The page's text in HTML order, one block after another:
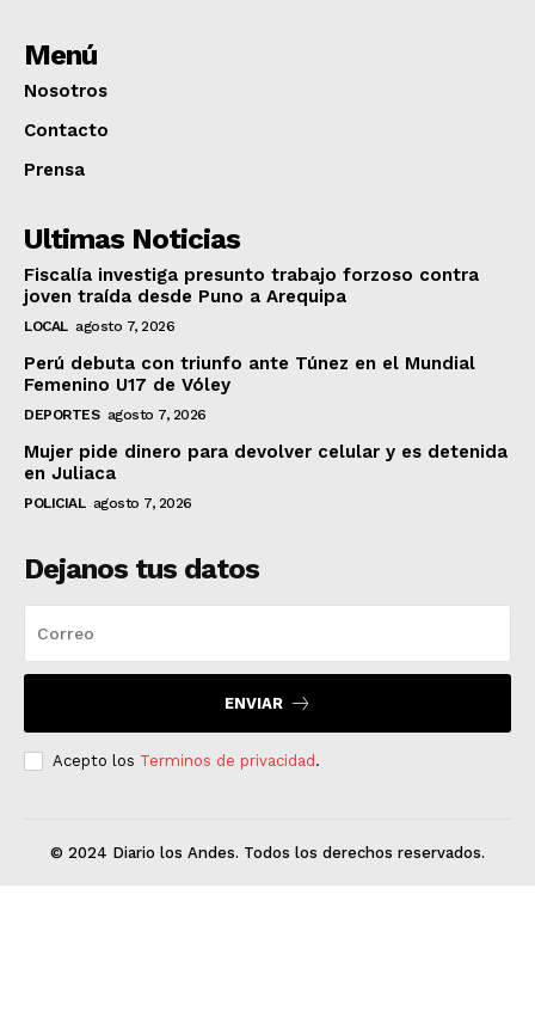
Menú
Nosotros
Contacto
Prensa
Ultimas Noticias
Fiscalía investiga presunto trabajo forzoso contra
joven traída desde Puno a Arequipa
LOCAL agosto 7, 2026
Perú debuta con triunfo ante Túnez en el Mundial
Femenino U17 de Vóley
DEPORTES agosto 7, 2026
Mujer pide dinero para devolver celular y es detenida
en Juliaca
POLICIAL agosto 7, 2026
Dejanos tus datos
ENVIAR
Acepto los Terminos de privacidad .
© 2024 Diario los Andes. Todos los derechos reservados.